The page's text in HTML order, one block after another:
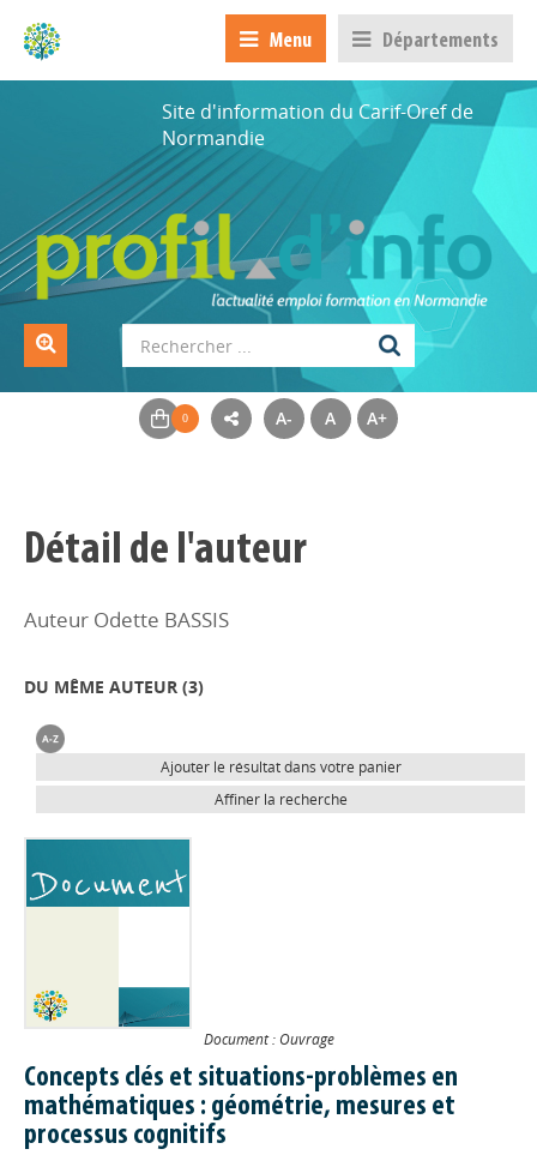
Menu Départements
Site d'information du Carif-Oref de
Normandie
A- A A+
Détail de l'auteur
Auteur Odette BASSIS
DU MÊME AUTEUR (3)
Ajouter le résultat dans votre panier
Affiner la recherche
Document : Ouvrage
Concepts clés et situations-problèmes en
mathématiques : géométrie, mesures et
processus cognitifs